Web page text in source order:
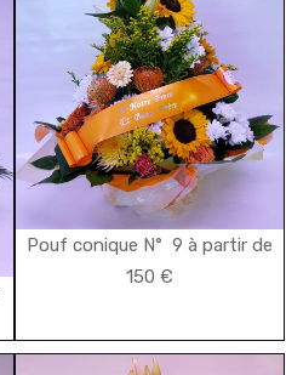
Pouf conique N° 9 à partir de
150 €